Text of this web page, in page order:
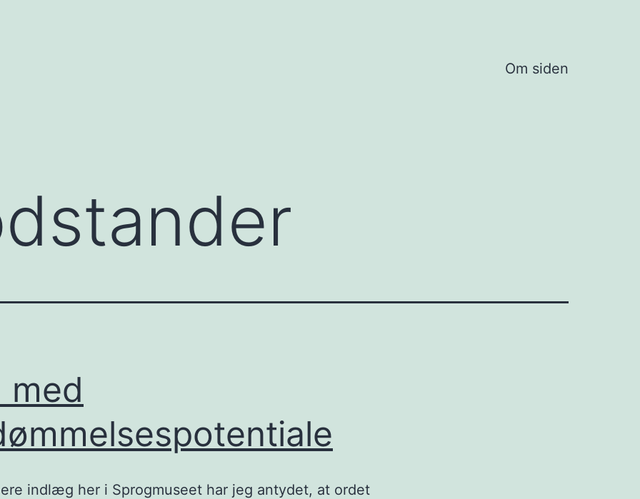
Om siden
med
indlæg her i Sprogmuseet har jeg antydet, at ordet